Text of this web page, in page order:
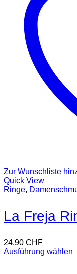
Zur Wunschliste
Quick View
Ringe,
La Freja
24,90 CHF
Ausführung wählen